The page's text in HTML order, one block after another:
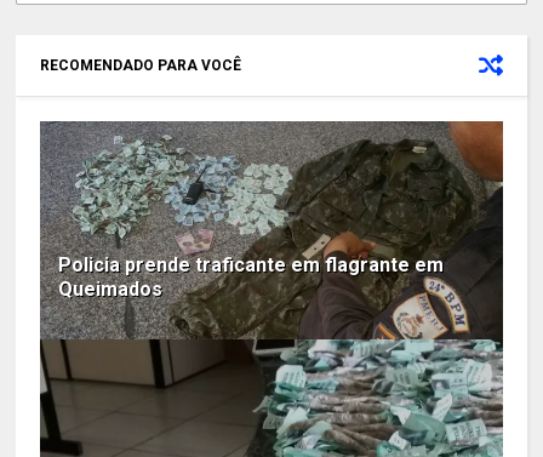
RECOMENDADO PARA VOCÊ
Policia prende traficante em flagrante em
Queimados